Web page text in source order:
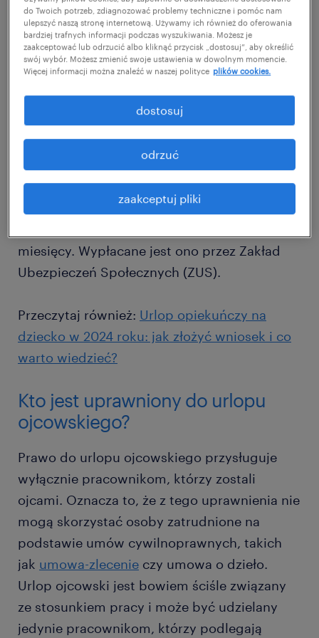
zarówno z urlopu ojcowskiego, jak i z urlopu
tacierzyńskiego. Oznacza to, że może on
połączyć te dwa uprawnienia i w ten sposób
wydłużyć czas spędzony z dzieckiem.
Warto podkreślić, że urlop ojcowski jest
płatny. Oznacza to, że za czas spędzony z
nowo narodzonym lub niedawno
przysposobionym dzieckiem ojciec otrzyma
wynagrodzenie. Jego wysokość wynosi 100%
miesięcy. Wypłacane jest ono przez Zakład
Ubezpieczeń Społecznych (ZUS).
Przeczytaj również: Urlop opiekuńczy na
dziecko w 2024 roku: jak złożyć wniosek i co
warto wiedzieć?
Kto jest uprawniony do urlopu
ojcowskiego?
Prawo do urlopu ojcowskiego przysługuje
wyłącznie pracownikom, którzy zostali
ojcami. Oznacza to, że z tego uprawnienia nie
mogą skorzystać osoby zatrudnione na
podstawie umów cywilnoprawnych, takich
jak umowa-zlecenie czy umowa o dzieło.
Urlop ojcowski jest bowiem ściśle związany
ze stosunkiem pracy i może być udzielany
jedynie pracownikom, którzy podlegają
do Twoich potrzeb, zdiagnozować problemy techniczne i pomóc nam
ulepszyć naszą stronę internetową. Używamy ich również do oferowania
bardziej trafnych informacji podczas wyszukiwania. Możesz je
zaakceptować lub odrzucić albo kliknąć przycisk „dostosuj”, aby określić
swój wybór. Możesz zmienić swoje ustawienia w dowolnym momencie.
Więcej informacji można znaleźć w naszej polityce plików cookies.
zaakceptuj pliki
odrzuć
dostosuj